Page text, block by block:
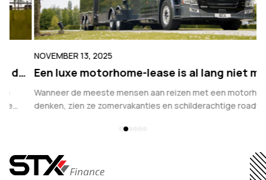
NOVEMBER 13, 2025
Een luxe motorhome-lease is al lang niet meer
alleen voor vakanties
Wanneer de meeste mensen aan reizen met een motorhome
denken, zien ze zomervakanties en schilderachtige roadtrips
geen puur seizoensvoertuigen meer....